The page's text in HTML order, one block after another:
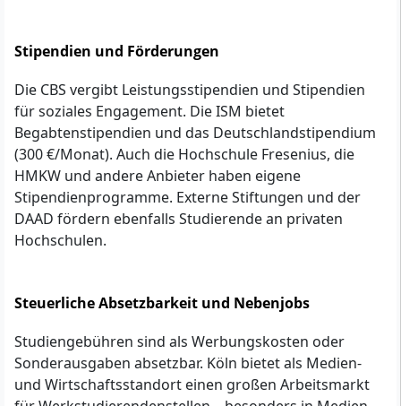
Stipendien und Förderungen
Die CBS vergibt Leistungsstipendien und Stipendien
für soziales Engagement. Die ISM bietet
Begabtenstipendien und das Deutschlandstipendium
(300 €/Monat). Auch die Hochschule Fresenius, die
HMKW und andere Anbieter haben eigene
Stipendienprogramme. Externe Stiftungen und der
DAAD fördern ebenfalls Studierende an privaten
Hochschulen.
Steuerliche Absetzbarkeit und Nebenjobs
Studiengebühren sind als Werbungskosten oder
Sonderausgaben absetzbar. Köln bietet als Medien-
und Wirtschaftsstandort einen großen Arbeitsmarkt